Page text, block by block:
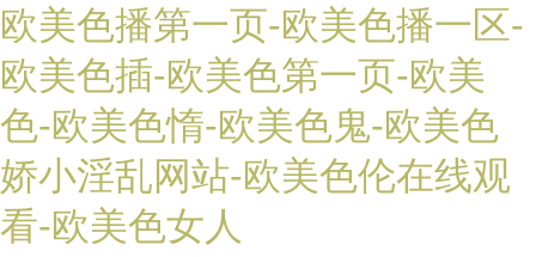
欧美色播第一页-欧美色播一区-
欧美色插-欧美色第一页-欧美
色-欧美色惰-欧美色鬼-欧美色
娇小淫乱网站-欧美色伦在线观
看-欧美色女人